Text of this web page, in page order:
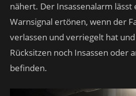
nähert. Der Insassenalarm lässt
Warnsignal ertönen, wenn der
verlassen und verriegelt hat
Rücksitzen noch Insassen oder
befinden.